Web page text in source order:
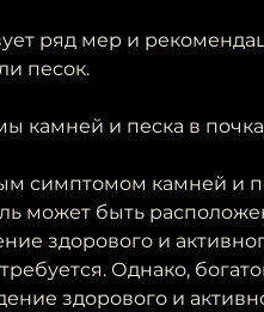
ряд мер и
песок.
камней и песка в
симптомом камней и
может быть
здорового и
Однако,
здорового и